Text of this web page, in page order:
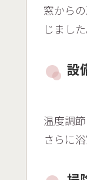
窓から
じました
設
温度調
さらに